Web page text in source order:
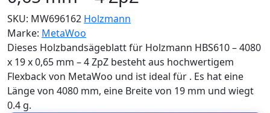
SKU: MW696162 Holzmann
Marke: MetaWoo
Dieses Holzbandsägeblatt für Holzmann HBS610 – 4080
x 19 x 0,65 mm – 4 ZpZ besteht aus hochwertigem
Flexback von MetaWoo und ist ideal für . Es hat eine
Länge von 4080 mm, eine Breite von 19 mm und wiegt
0.4 g.